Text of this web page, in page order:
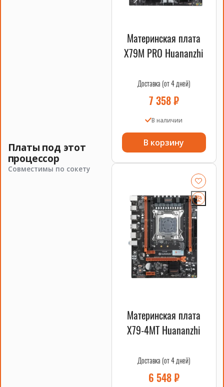
Большой объем кэш-памяти (15 МБ) позволит
обрабатывать большие объемы данных, а также
значительно ускорит выполнение различных задач и
Какие преимущества имеет INTEL
Какой сокет используется у
процессора INTEL Xeon E5-2643 v2?
Можно ли заказать процессор INTEL
Xeon E5-2643 v2 с доставкой из
Есть ли процессор INTEL Xeon E5-
Платы под этот
процессор
Совместимы по сокету
Материнская плата
X79M PRO Huananzhi
Доставка (от 4 дней)
7 358₽
В наличии
В корзину
Материнская плата
X79-4MT Huananzhi
Доставка (от 4 дней)
6 548₽